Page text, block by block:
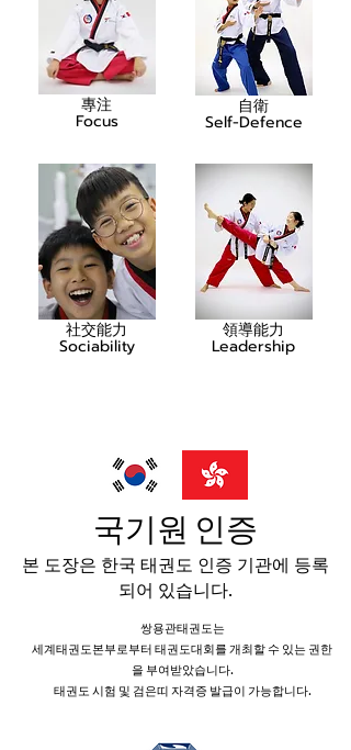
專注
Focus
自衛
Self-Defence
社交能力
Sociability
領導能力
Leadership
국기원 인증
본 도장은 한국 태권도 인증 기관에 등록
되어 있습니다.
쌍용관태권도는
세계태권도본부로부터 태권도대회를 개최할 수 있는 권한
을 부여받았습니다.
태권도 시험 및 검은띠 자격증 발급이 가능합니다.